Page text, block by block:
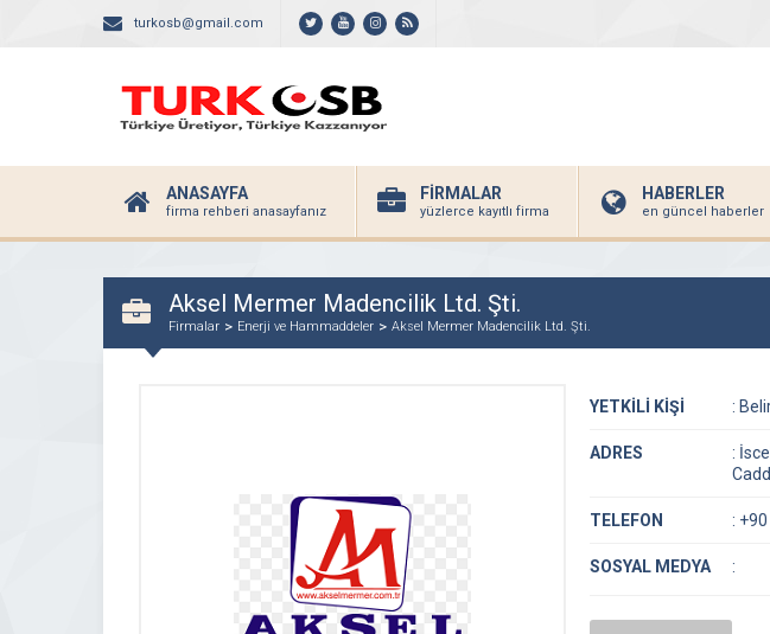
turkosb@gmail.com
ANASAYFA
firma rehberi anasayfanız
FİRMALAR
yüzlerce kayıtlı firma
HABERLER
en güncel haberler
Aksel Mermer Madencilik Ltd. Şti.
Firmalar Enerji ve Hammaddeler Aksel Mermer Madencilik Ltd. Şti.
YETKİLİ KİŞİ :
ADRES :
TELEFON :
SOSYAL MEDYA :